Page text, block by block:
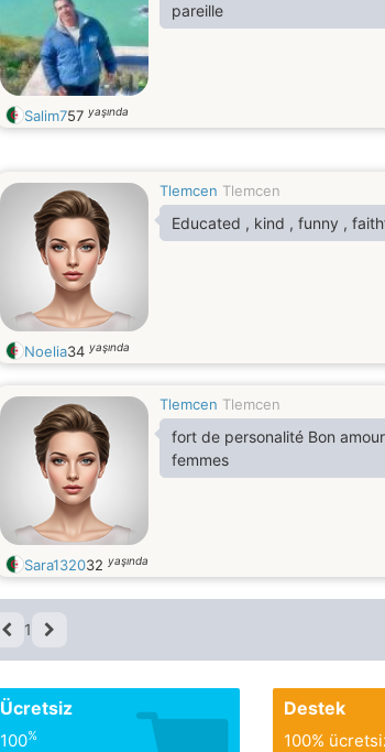
pareille
Salim757 yaşında
Tlemcen Tlemcen
Educated , kind , funny ,
Noelia34 yaşında
Tlemcen Tlemcen
fort de personalité Bon
femmes
Sara132032 yaşında
1
Ücretsiz
100%
Destek
100%